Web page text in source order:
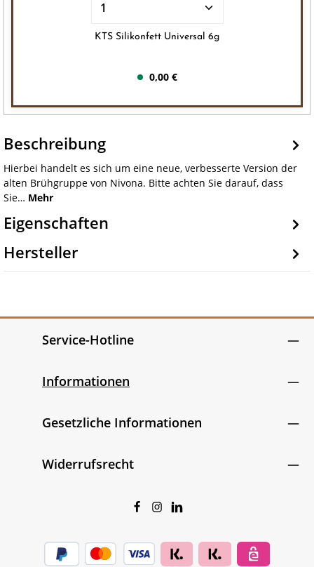
KTS Silikonfett Universal 6g
0,00 €
Beschreibung
Hierbei handelt es sich um eine neue, verbesserte Version der
alten Brühgruppe von Nivona. Bitte achten Sie darauf, dass
Sie… Mehr
Eigenschaften
Hersteller
Service-Hotline
Informationen
Gesetzliche Informationen
Widerrufsrecht